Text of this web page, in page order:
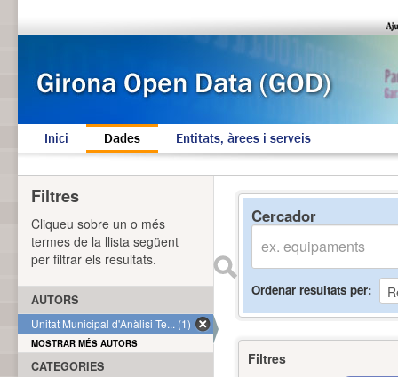
Inici Dades Entitats, àrees i serveis
Cercador
Ordenar resultats per
Filtres
Filtres
Cliqueu sobre un o més
termes de la llista següent
per filtrar els resultats.
AUTORS
Unitat Municipal d'Anàlisi Te... (1)
MOSTRAR MÉS AUTORS
CATEGORIES